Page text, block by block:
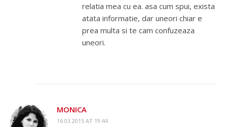
relatia mea cu ea. asa cum spui, exista
atata informatie, dar uneori chiar e
prea multa si te cam confuzeaza
uneori.
MONICA
16.03.2015 AT 19:44